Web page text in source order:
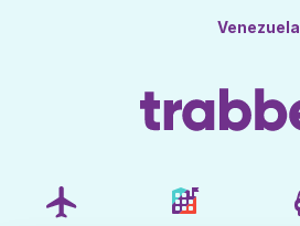
Venezuela